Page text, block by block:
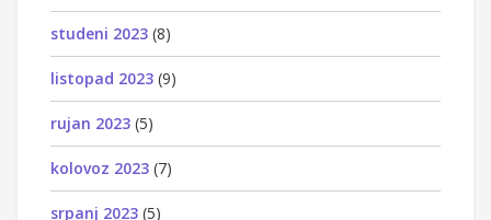
studeni 2023 (8)
listopad 2023 (9)
rujan 2023 (5)
kolovoz 2023 (7)
srpanj 2023 (5)